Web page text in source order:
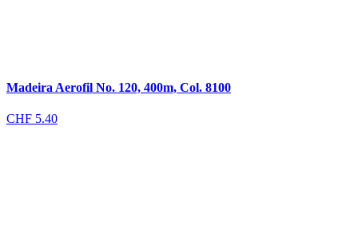
Madeira Aerofil No. 120, 400m, Col. 8100
CHF 5.40